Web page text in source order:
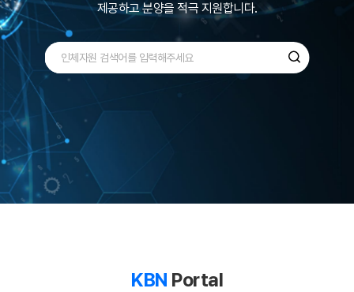
수집, 관리 ,보유하고 있습니다.
제공하고 분양을 적극 지원합니다.
KBN Portal